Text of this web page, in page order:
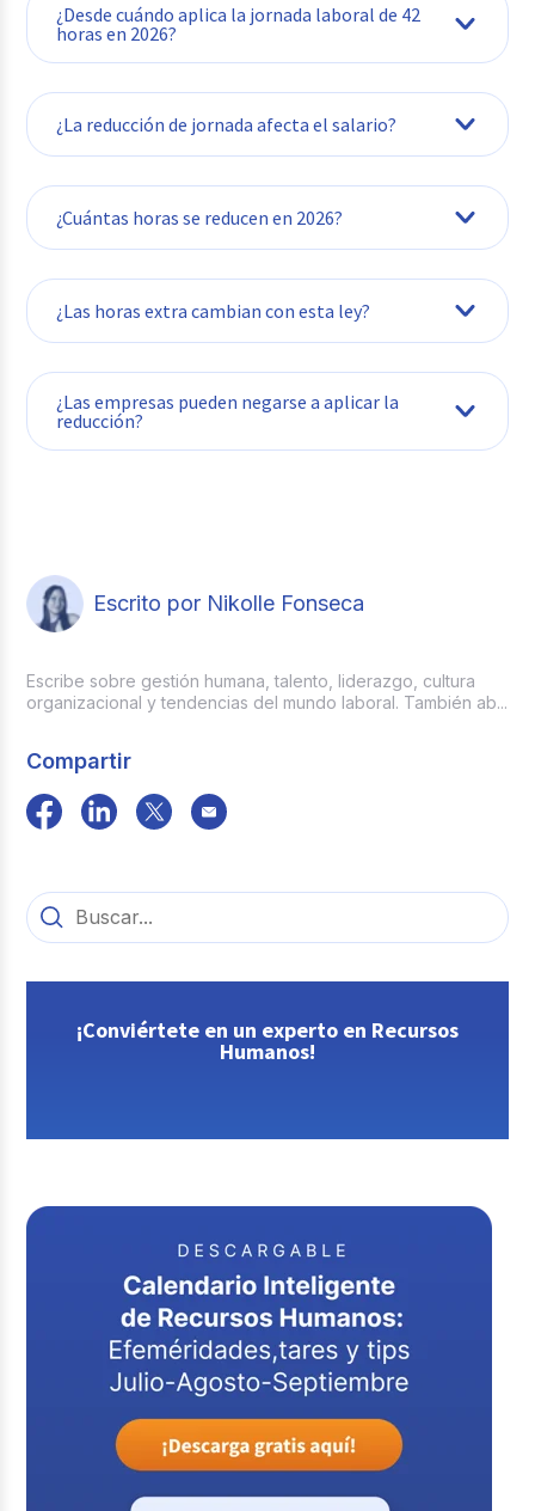
¿Desde cuándo aplica la jornada laboral de 42
horas en 2026?
¿La reducción de jornada afecta el salario?
¿Cuántas horas se reducen en 2026?
¿Las horas extra cambian con esta ley?
porque el divisor mensual pasa de 220 a 210
horas, lo que encarece un 4,76% cada
hora suplementaria.
¿Las empresas pueden negarse a aplicar la
reducción?
Escrito por Nikolle Fonseca
Escribe sobre gestión humana, talento, liderazgo, cultura
organizacional y tendencias del mundo laboral. También ab...
Compartir
¡Conviértete en un experto en Recursos
Humanos!